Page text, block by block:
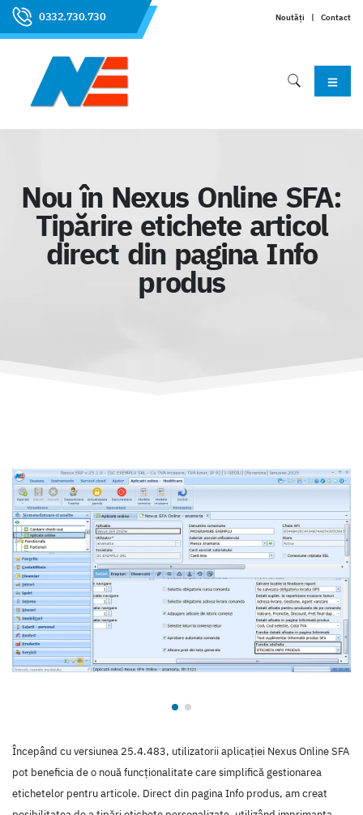
0332.730.730 Noutăți | Contact
Nou în Nexus Online SFA:
Tipărire etichete articol
direct din pagina Info
produs
Începând cu versiunea 25.4.483, utilizatorii aplicației Nexus Online SFA
pot beneficia de o nouă funcționalitate care simplifică gestionarea
etichetelor pentru articole. Direct din pagina Info produs, am creat